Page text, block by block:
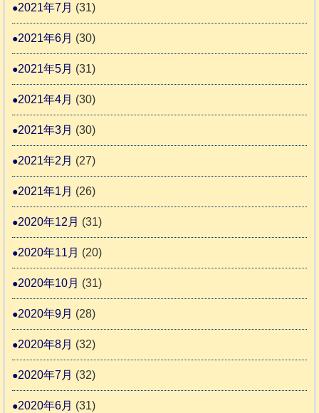
2021年7月 (31)
2021年6月 (30)
2021年5月 (31)
2021年4月 (30)
2021年3月 (30)
2021年2月 (27)
2021年1月 (26)
2020年12月 (31)
2020年11月 (20)
2020年10月 (31)
2020年9月 (28)
2020年8月 (32)
2020年7月 (32)
2020年6月 (31)